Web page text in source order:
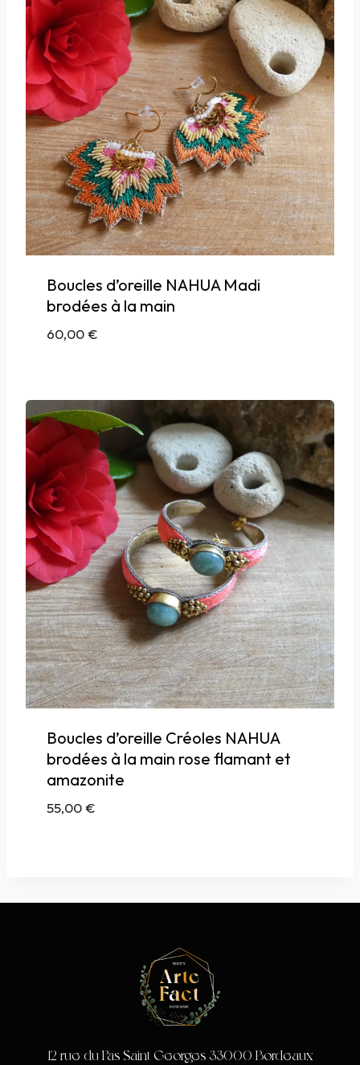
Boucles d’oreille NAHUA Madi
brodées à la main
60,00€
Boucles d’oreille Créoles NAHUA
brodées à la main rose flamant et
amazonite
55,00€
12 rue du Pas Saint Georges 33000 Bordeaux